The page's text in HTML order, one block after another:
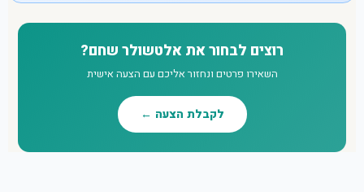
רוצים לבחור את אלטשולר שחם?
השאירו פרטים ונחזור אליכם עם הצעה אישית
לקבלת הצעה ←